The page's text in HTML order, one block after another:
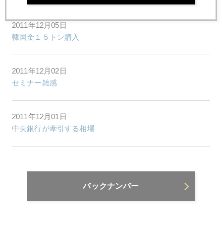
2011年12月05日
韓国金１５トン購入
2011年12月02日
セミナー雑感
2011年12月01日
中央銀行が牽引する相場
バックナンバー